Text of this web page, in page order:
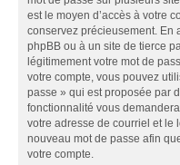
est le moyen d’accès à votre
conservez précieusement.
phpBB ou à un site de tierce
légitimement votre mot de
votre compte, vous pouvez
passe » qui est proposée par
fonctionnalité vous
votre adresse de courriel et le
nouveau mot de passe afin
votre compte.